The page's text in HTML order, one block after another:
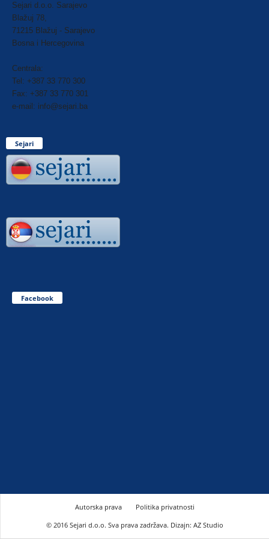
Sejari d.o.o. Sarajevo
Blažuj 78,
71215 Blažuj - Sarajevo
Bosna i Hercegovina
Centrala:
Tel: +387 33 770 300
Fax: +387 33 770 301
e-mail: info@sejari.ba
Sejari
Facebook
Autorska prava
Politika privatnosti
© 2016 Sejari d.o.o. Sva prava zadržava. Dizajn: AZ Studio